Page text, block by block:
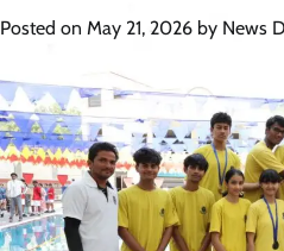
Posted on May 21, 2026 by News